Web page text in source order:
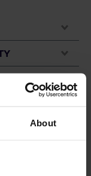
About